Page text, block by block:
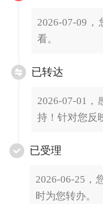
2026-07-09
看。
已转达
2026-07-01，
持！针对您反
已受理
2026-06-25，
时为您转办。